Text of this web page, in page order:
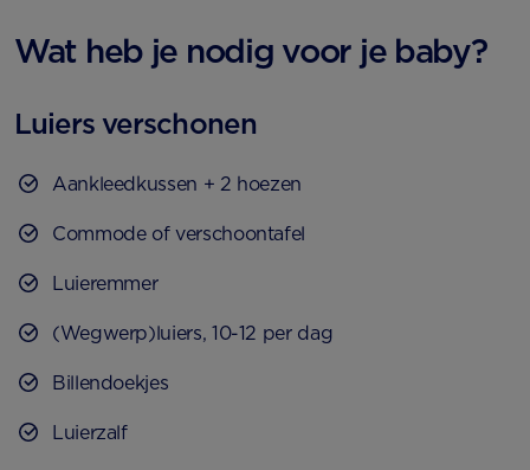
Wat heb je nodig voor je baby?
Luiers verschonen
Aankleedkussen + 2 hoezen
Commode of verschoontafel
Luieremmer
(Wegwerp)luiers, 10-12 per dag
Billendoekjes
Luierzalf